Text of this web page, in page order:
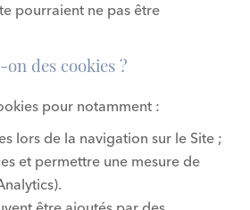
pourraient ne pas être
des cookies ?
pour notamment :
lors de la navigation sur le Site ;
et permettre une mesure de